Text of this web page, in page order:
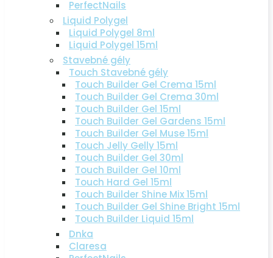
PerfectNails
Liquid Polygel
Liquid Polygel 8ml
Liquid Polygel 15ml
Stavebné gély
Touch Stavebné gély
Touch Builder Gel Crema 15ml
Touch Builder Gel Crema 30ml
Touch Builder Gel 15ml
Touch Builder Gel Gardens 15ml
Touch Builder Gel Muse 15ml
Touch Jelly Gelly 15ml
Touch Builder Gel 30ml
Touch Builder Gel 10ml
Touch Hard Gel 15ml
Touch Builder Shine Mix 15ml
Touch Builder Gel Shine Bright 15ml
Touch Builder Liquid 15ml
Dnka
Claresa